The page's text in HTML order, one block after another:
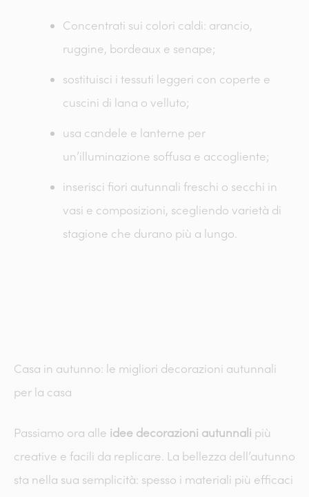
Concentrati sui colori caldi: arancio,
ruggine, bordeaux e senape;
sostituisci i tessuti leggeri con coperte e
cuscini di lana o velluto;
usa candele e lanterne per
un’illuminazione soffusa e accogliente;
inserisci fiori autunnali freschi o secchi in
vasi e composizioni, scegliendo varietà di
stagione che durano più a lungo.
Casa in autunno: le migliori decorazioni autunnali
per la casa
Passiamo ora alle idee decorazioni autunnali più
creative e facili da replicare. La bellezza dell’autunno
sta nella sua semplicità: spesso i materiali più efficaci